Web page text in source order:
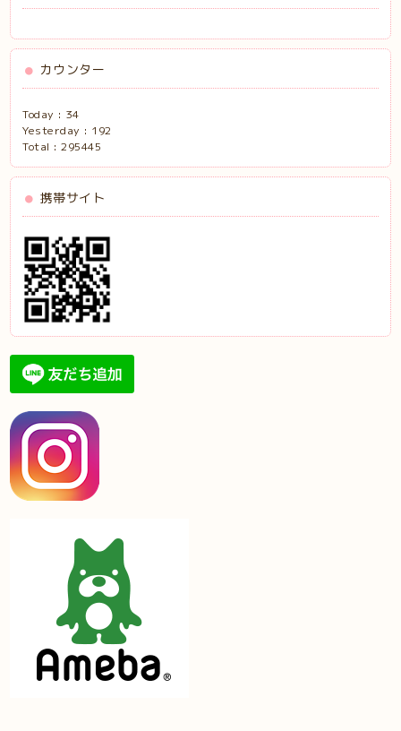
カウンター
Today : 34
Yesterday : 192
Total :295445
携帯サイト